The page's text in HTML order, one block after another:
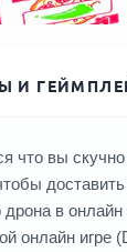
И
что вы
в онлайн
онлайн игре